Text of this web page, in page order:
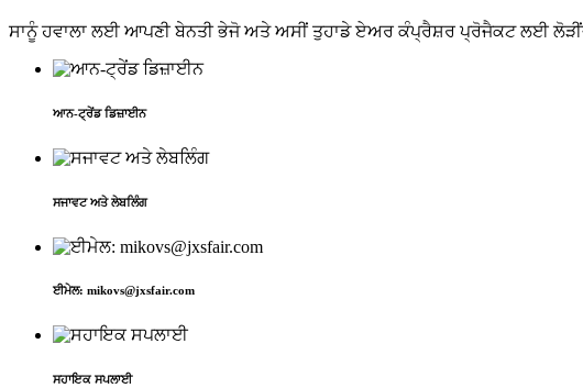
ਸਾਨੂੰ ਹਵਾਲਾ ਲਈ ਆਪਣੀ ਬੇਨਤੀ ਭੇਜੋ ਅਤੇ ਅਸੀਂ ਤੁਹਾਡੇ ਏਅਰ ਕੰਪ੍ਰੈਸ਼ਰ ਪ੍ਰੋਜੈਕਟ ਲਈ
ਆਨ-ਟ੍ਰੇਂਡ ਡਿਜ਼ਾਈਨ
ਸਜਾਵਟ ਅਤੇ ਲੇਬਲਿੰਗ
ਈਮੇਲ: mikovs@jxsfair.com
ਸਹਾਇਕ ਸਪਲਾਈ